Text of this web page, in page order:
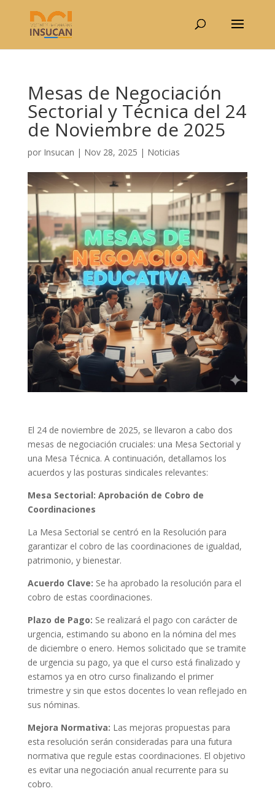
Mesas de Negociación
Sectorial y Técnica del 24
de Noviembre de 2025
por Insucan | Nov 28, 2025 | Noticias
El 24 de noviembre de 2025, se llevaron a cabo dos
mesas de negociación cruciales: una Mesa Sectorial y
una Mesa Técnica. A continuación, detallamos los
acuerdos y las posturas sindicales relevantes:
Mesa Sectorial: Aprobación de Cobro de
Coordinaciones
La Mesa Sectorial se centró en la Resolución para
garantizar el cobro de las coordinaciones de igualdad,
patrimonio, y bienestar.
Acuerdo Clave: Se ha aprobado la resolución para el
cobro de estas coordinaciones.
Plazo de Pago: Se realizará el pago con carácter de
urgencia, estimando su abono en la nómina del mes
de diciembre o enero. Hemos solicitado que se tramite
de urgencia su pago, ya que el curso está finalizado y
estamos ya en otro curso finalizando el primer
trimestre y sin que estos docentes lo vean reflejado en
sus nóminas.
Mejora Normativa: Las mejoras propuestas para
esta resolución serán consideradas para una futura
normativa que regule estas coordinaciones. El objetivo
es evitar una negociación anual recurrente para su
cobro.